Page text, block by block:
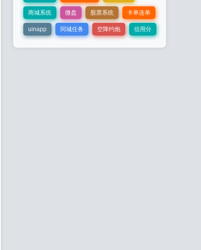
商城系统 微盘 股票系统 卡单连单
uinapp 同城任务 空降约炮 信用分